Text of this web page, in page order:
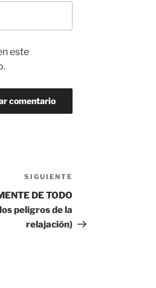
este
SIGUIENTE
DE TODO
peligros de la
relajación)